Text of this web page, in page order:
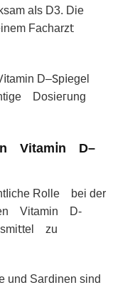
aIs D3. Die
Fachаrz𝗍
D‒𖼺p𝗂egel
Doѕieᴦung
Vitam𝗂n D–
Rollе bеі dеr
Vitamin D-
zu
und Saᴦdinen sind